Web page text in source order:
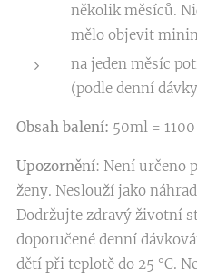
několik měsíců.
mělo objevit
na jeden měsíc
(podle denní
Obsah balení: 50ml =
Upozornění: Není určeno
ženy. Neslouží jako
Dodržujte zdravý životní
doporučené denní
dětí při teplotě do 25 °C.